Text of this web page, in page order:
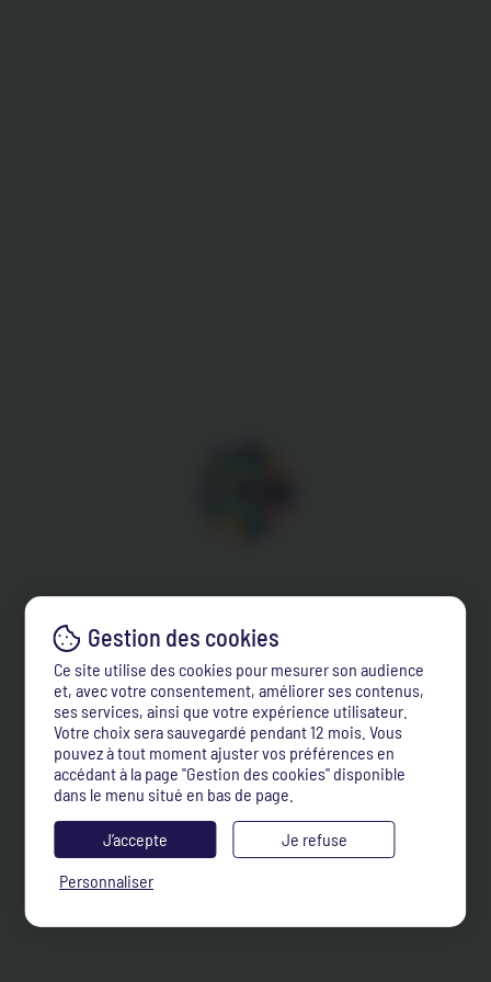
Ce site utilise des cookies pour mesurer son audience
et, avec votre consentement, améliorer ses contenus,
ses services, ainsi que votre expérience utilisateur.
Votre choix sera sauvegardé pendant 12 mois. Vous
pouvez à tout moment ajuster vos préférences en
accédant à la page "Gestion des cookies" disponible
dans le menu situé en bas de page.
J’accepte
Je refuse
Personnaliser